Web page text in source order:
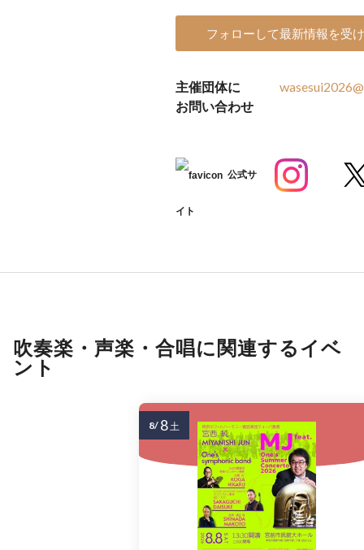
フォローして最新情報を受
主催団体に
お問い合わせ
公式サ
イト
吹奏楽・声楽・合唱に関連するイベ
ント
8/ 8土